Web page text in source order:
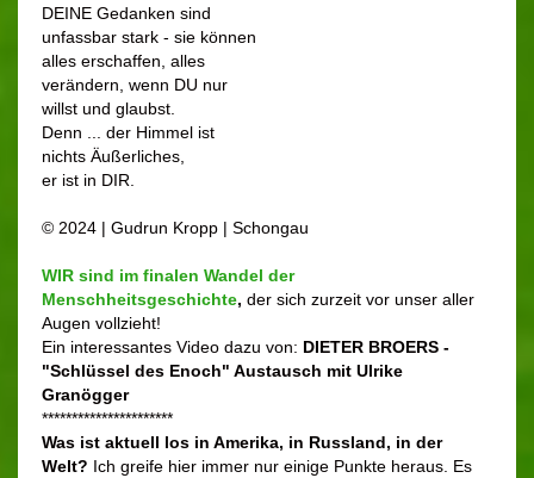
DEINE Gedanken sind
unfassbar stark - sie können
alles erschaffen, alles
verändern, wenn DU nur
willst und glaubst.
Denn ... der Himmel ist
nichts Äußerliches,
er ist in DIR.
© 2024 | Gudrun Kropp | Schongau
WIR sind im finalen Wandel der
Menschheitsgeschichte, der sich zurzeit vor unser aller
Augen vollzieht!
Ein interessantes Video dazu von: DIETER BROERS -
"Schlüssel des Enoch" Austausch mit Ulrike
Granögger
**********************
Was ist aktuell los in Amerika, in Russland, in der
Welt? Ich greife hier immer nur einige Punkte heraus. Es